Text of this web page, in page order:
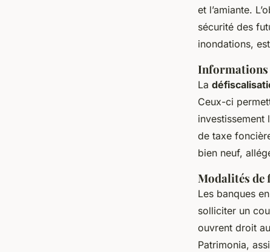
et l’amiante.
sécurité des
inondations,
Informations
La
Ceux-ci
de taxe
bien neuf,
Modalités de
Les banques
solliciter un
ouvrent droit au
Patrimonia,